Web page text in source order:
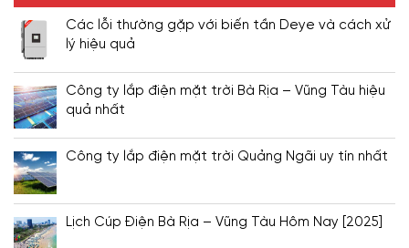
Các lỗi thường gặp với biến tần Deye và cách xử
lý hiệu quả
Công ty lắp điện mặt trời Bà Rịa – Vũng Tàu hiệu
quả nhất
Công ty lắp điện mặt trời Quảng Ngãi uy tín nhất
Lịch Cúp Điện Bà Rịa – Vũng Tàu Hôm Nay [2025]